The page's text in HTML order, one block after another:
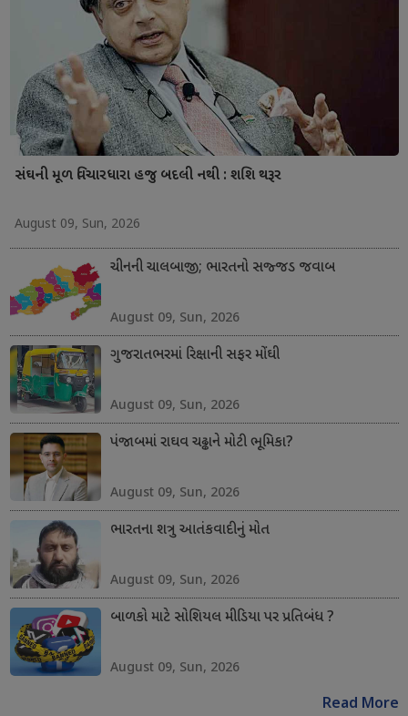
સંઘની મૂળ વિચારધારા હજુ બદલી નથી : શશિ થરૂર
August 09, Sun, 2026
ચીનની ચાલબાજી; ભારતનો સજ્જડ જવાબ
August 09, Sun, 2026
ગુજરાતભરમાં રિક્ષાની સફર મોંઘી
August 09, Sun, 2026
પંજાબમાં રાઘવ ચઢ્ઢાને મોટી ભૂમિકા?
August 09, Sun, 2026
ભારતના શત્રુ આતંકવાદીનું મોત
August 09, Sun, 2026
બાળકો માટે સોશિયલ મીડિયા પર પ્રતિબંધ ?
August 09, Sun, 2026
Read More